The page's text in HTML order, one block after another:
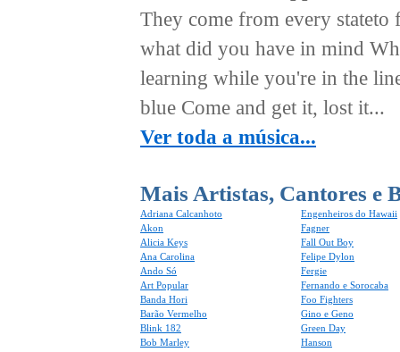
They come from every stateto
what did you have in mind
learning while you're in the
blue Come and get it, lost it...
Ver toda a música...
Mais Artistas, Cantores e
Adriana Calcanhoto
Akon
Alicia Keys
Ana Carolina
Ando Só
Art Popular
Banda Hori
Barão Vermelho
Blink 182
Bob Marley
Engenheiros do Hawaii
Fagner
Fall Out Boy
Felipe Dylon
Fergie
Fernando e Sorocaba
Foo Fighters
Gino e Geno
Green Day
Hanson